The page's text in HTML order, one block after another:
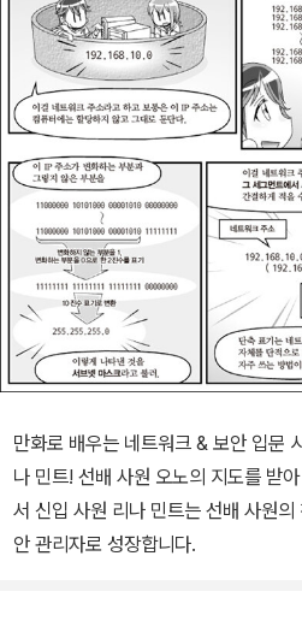
만화로 배우는 네트워크 & 보안 입문
나 민트! 선배 사원 오노의 지도를 받
서 신입 사원 리나 민트는 선배 사원
안 관리자로 성장합니다.